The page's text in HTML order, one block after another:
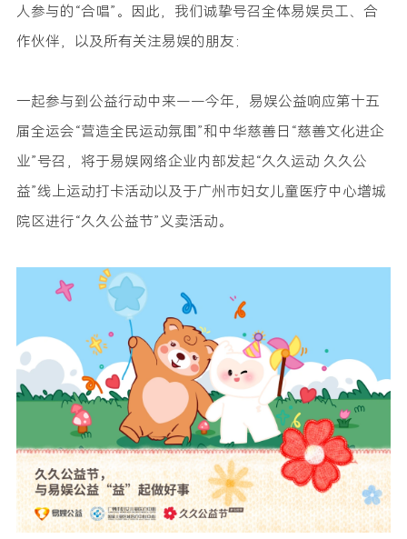
人参与的“合唱”。因此，我们诚挚号召全体易娱员工、合
作伙伴，以及所有关注易娱的朋友：
一起参与到公益行动中来——今年，易娱公益响应第十五
届全运会“营造全民运动氛围”和中华慈善日“慈善文化进企
业”号召，将于易娱网络企业内部发起“久久运动 久久公
益”线上运动打卡活动以及于广州市妇女儿童医疗中心增城
院区进行“久久公益节”义卖活动。